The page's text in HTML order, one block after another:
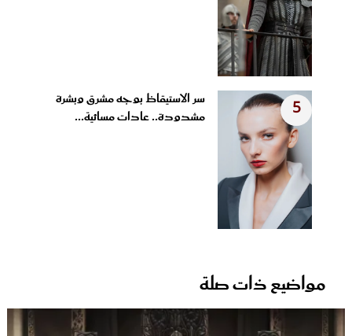
5
سر الاستيقاظ بوجه مشرق وبشرة
مشدودة.. عادات مسائية...
مواضيع ذات صلة